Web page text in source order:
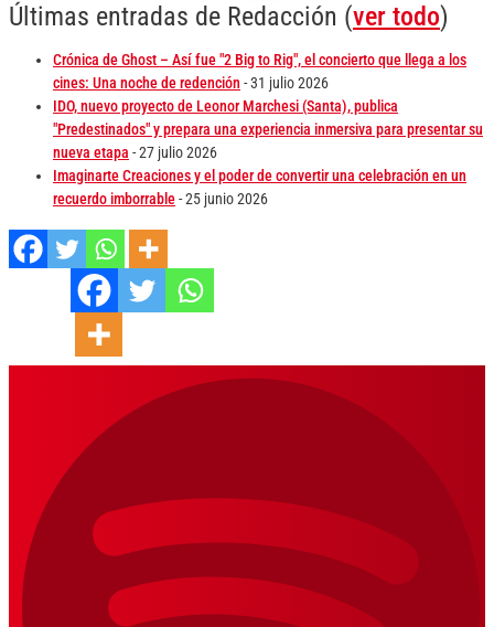
Últimas entradas de Redacción (ver todo)
Crónica de Ghost – Así fue "2 Big to Rig", el concierto que llega a los
cines: Una noche de redención - 31 julio 2026
IDO, nuevo proyecto de Leonor Marchesi (Santa), publica
"Predestinados" y prepara una experiencia inmersiva para presentar su
nueva etapa - 27 julio 2026
Imaginarte Creaciones y el poder de convertir una celebración en un
recuerdo imborrable- 25 junio 2026